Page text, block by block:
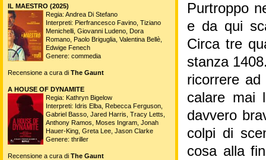
Purtroppo
e da qui
Circa tre
stanza
ricorrere
calare mai
davvero
colpi di
cosa alla
IL MAESTRO (2025)
Regia: Andrea Di Stefano
Interpreti: Pierfrancesco Favino, Tiziano
Menichelli, Giovanni Ludeno, Dora
Romano, Paolo Briguglia, Valentina Bellè,
Edwige Fenech
Genere: commedia
Recensione a cura di The Gaunt
A HOUSE OF DYNAMITE
Regia: Kathryn Bigelow
Interpreti: Idris Elba, Rebecca Ferguson,
Gabriel Basso, Jared Harris, Tracy Letts,
Anthony Ramos, Moses Ingram, Jonah
Hauer-King, Greta Lee, Jason Clarke
Genere: thriller
Recensione a cura di The Gaunt